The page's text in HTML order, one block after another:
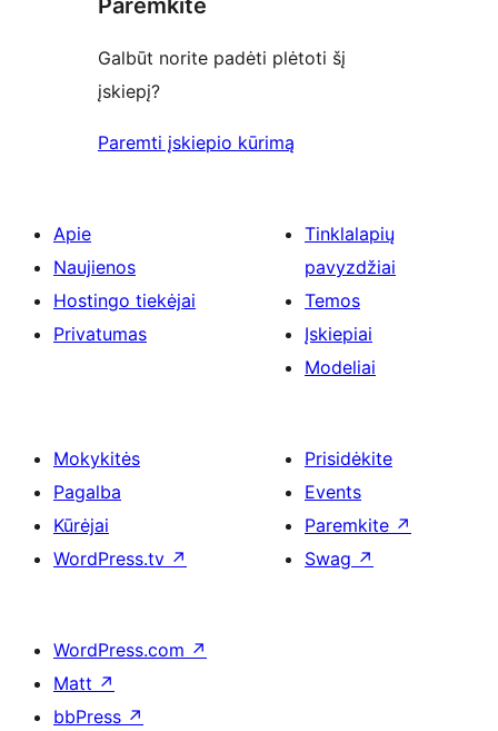
Paremkite
Galbūt norite padėti plėtoti šį
įskiepį?
Paremti įskiepio kūrimą
Apie
Naujienos
Hostingo tiekėjai
Privatumas
Tinklalapių
pavyzdžiai
Temos
Įskiepiai
Modeliai
Mokykitės
Pagalba
Kūrėjai
WordPress.tv ↗
Prisidėkite
Events
Paremkite ↗
Swag ↗
WordPress.com ↗
Matt ↗
bbPress ↗